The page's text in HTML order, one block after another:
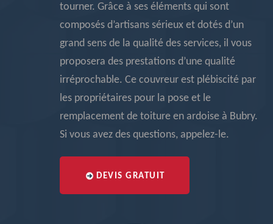
tourner. Grâce à ses éléments qui sont
composés d’artisans sérieux et dotés d’un
grand sens de la qualité des services, il vous
proposera des prestations d’une qualité
irréprochable. Ce couvreur est plébiscité par
les propriétaires pour la pose et le
remplacement de toiture en ardoise à Bubry.
Si vous avez des questions, appelez-le.
DEVIS GRATUIT